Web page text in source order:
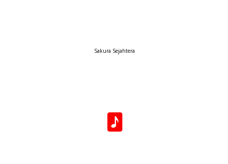
Sakura Sejahtera